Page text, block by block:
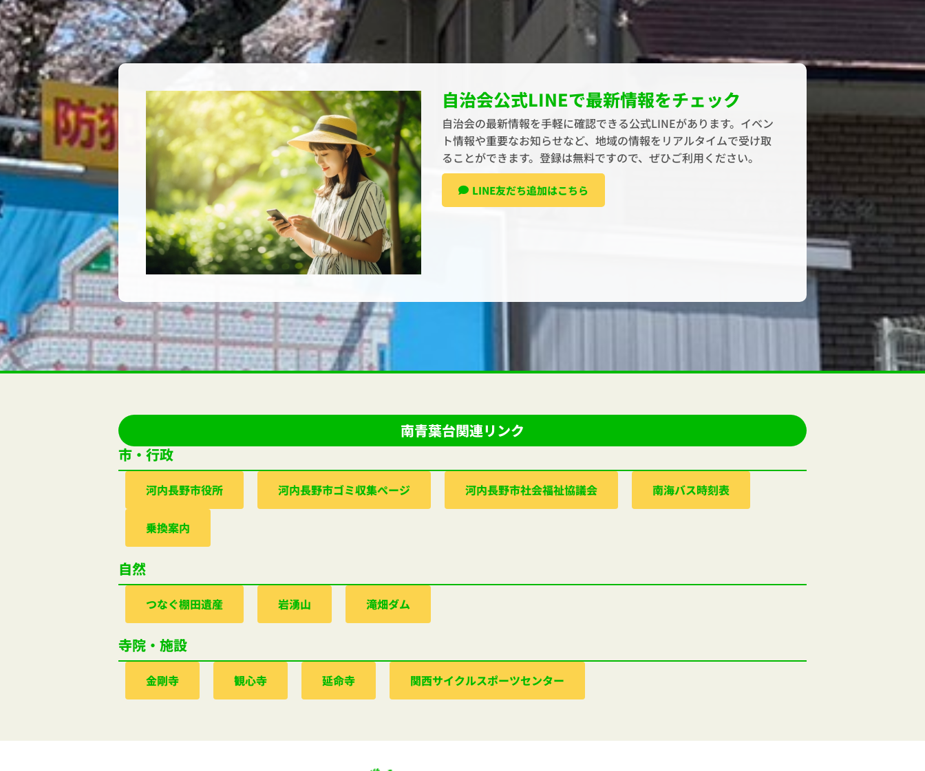
自治会公式LINEで最新情報をチェック
自治会の最新情報を手軽に確認できる公式LINEがあります。イベン
ト情報や重要なお知らせなど、地域の情報をリアルタイムで受け取
ることができます。登録は無料ですので、ぜひご利用ください。
LINE友だち追加はこちら
南青葉台関連リンク
市・行政
河内⻑野市役所 河内⻑野市ゴミ収集ぺージ 河内⻑野市社会福祉協議会 南海バス時刻表
乗換案内
自然
つなぐ棚田遺産 岩湧山 滝畑ダム
寺院・施設
金剛寺 観心寺 延命寺 関西サイクルスポーツセンター